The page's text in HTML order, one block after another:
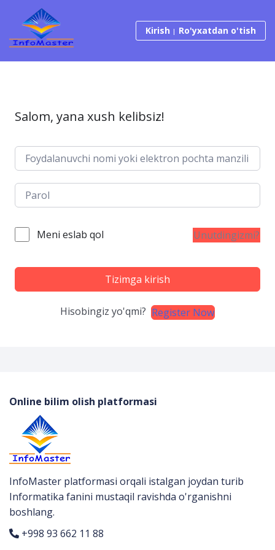
Tarkibga o‘tish
Kirish Ro'yxatdan o'tish
Salom, yana xush kelibsiz!
Meni eslab qol Unutdingizmi?
Tizimga kirish
Hisobingiz yo'qmi? Register Now
Online bilim olish platformasi
InfoMaster platformasi orqali istalgan joydan turib
Informatika fanini mustaqil ravishda o'rganishni
boshlang.
+998 93 662 11 88